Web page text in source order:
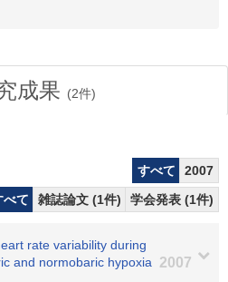
成果 (2件)
すべて
2007
べて
雑誌論文 (1件) 学会発表 (1件)
rate variability during
and normobaric hypoxia
2007